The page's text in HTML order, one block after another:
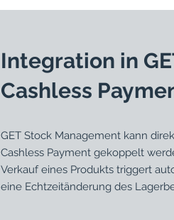
Integration in
Cashless
GET Stock Management kann
Cashless Payment gekoppelt
Verkauf eines Produkts triggert
eine Echtzeitänderung des